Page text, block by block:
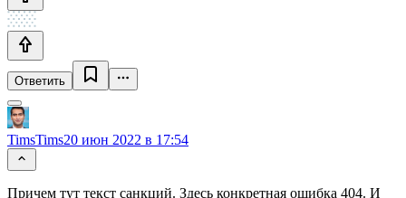
Ответить
TimsTims20 июн 2022 в 17:54
Причем тут текст санкций. Здесь конкретная ошибка 404. И